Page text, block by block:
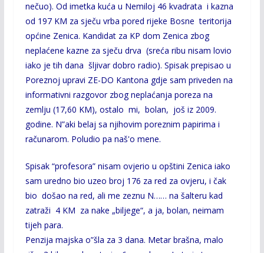
nečuo). Od imetka kuća u Nemiloj 46 kvadrata i kazna
od 197 KM za sječu vrba pored rijeke Bosne teritorija
općine Zenica. Kandidat za KP dom Zenica zbog
neplaćene kazne za sječu drva (sreća ribu nisam lovio
iako je tih dana šljivardobro radio). Spisak prepisao u
Poreznoj upravi ZE-DO Kantona gdje sam priveden na
informativni razgovor zbogneplaćanja poreza na
zemlju (17,60 KM), ostalo mi, bolan, još iz 2009.
godine. N”aki belaj sa njihovim poreznim papirima i
računarom. Poludio pa naš'o mene.
Spisak “profesora” nisam ovjerio u opštini Zenica iako
sam uredno bio uzeo broj 176 za red za ovjeru, i čak
bio došao na red, ali me zeznu N…… na šalteru kad
zatraži 4 KM za nake „biljege“, a ja, bolan, neimam
tijeh para.
Penzija majska o”šla za 3 dana. Metar brašna, malo